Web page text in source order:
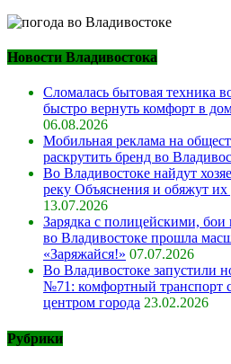
Новости Владивостока
Сломалась бытовая техника
быстро вернуть комфорт в
06.08.2026
Мобильная реклама на
раскрутить бренд во
Во Владивостоке найдут
реку Объяснения и обяжут
13.07.2026
Зарядка с полицейскими, бои
во Владивостоке прошла
«Заряжайся!» 07.07.2026
Во Владивостоке запустили
№71: комфортный транспорт
центром города 23.02.2026
Рубрики